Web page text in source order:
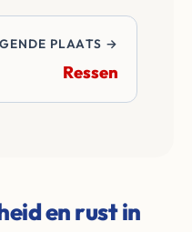
PLAATS →
Ressen
en rust in